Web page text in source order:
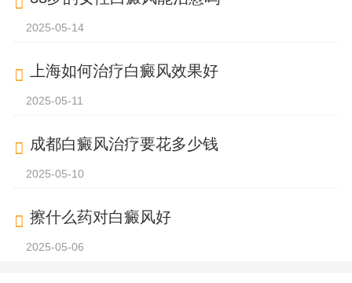
2025-05-14
上海如何治疗白癜风效果好
2025-05-11
成都白癜风治疗要花多少钱
2025-05-10
擦什么药对白癜风好
2025-05-06